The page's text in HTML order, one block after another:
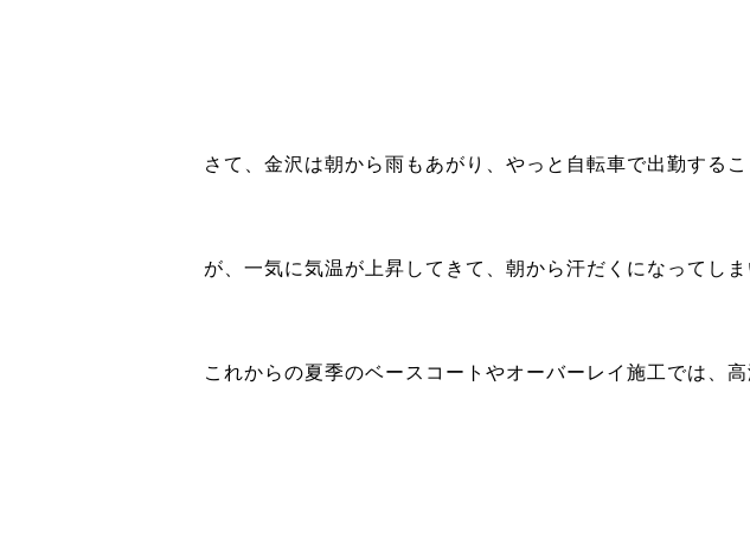
さて、金沢は朝から雨もあがり、やっと自転車で出勤する
が、一気に気温が上昇してきて、朝から汗だくになってしま
これからの夏季のベースコートやオーバーレイ施工では、